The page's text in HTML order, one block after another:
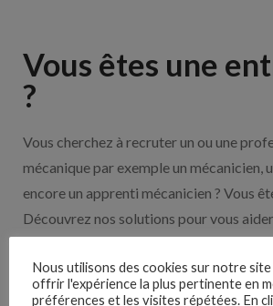
Vous êtes une
?
Vous cherchez à recruter un ou une
mécanique par exemple un mécanicien,
encore un apprenti mécanicien ? Vous
Découvrez nos solutions pour vous
Nous utilisons des cookies sur notre
offrir l'expérience la plus pertinente en
préférences et les visites répétées. En